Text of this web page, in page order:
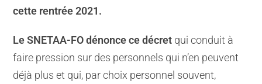
cette rentrée 2021.
Le SNETAA-FO dénonce ce décret qui conduit à
faire pression sur des personnels qui n’en peuvent
déjà plus et qui, par choix personnel souvent,